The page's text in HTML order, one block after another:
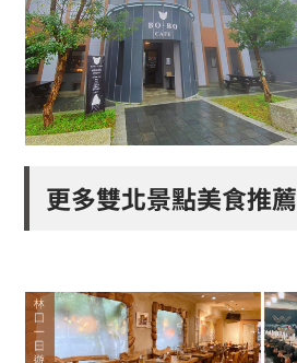
更多雙北景點美食推薦